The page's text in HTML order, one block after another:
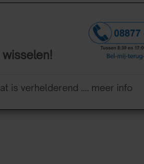
is verhelderend .... meer info